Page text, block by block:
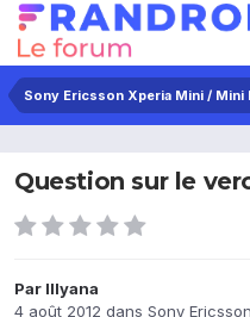
Question sur le
Par Illyana
4 août 2012 dans Sony